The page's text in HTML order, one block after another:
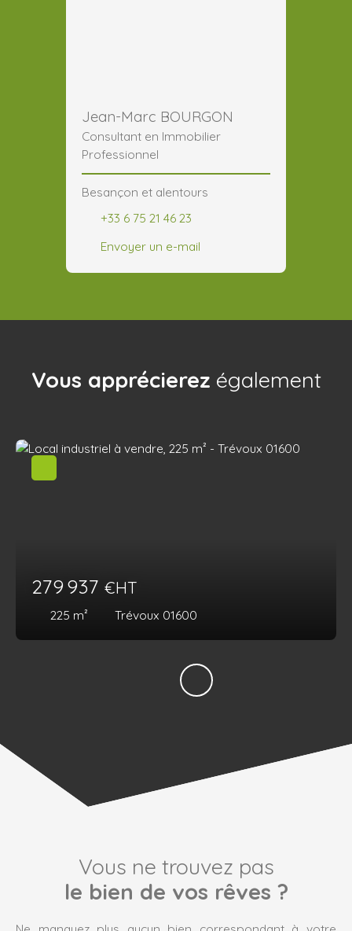
Jean-Marc BOURGON
Consultant en Immobilier
Professionnel
Besançon et alentours
+33 6 75 21 46 23
Envoyer un e-mail
Vous apprécierez également
279 937 €HT
225 m² Trévoux 01600
Vous ne trouvez pas
le bien de vos rêves ?